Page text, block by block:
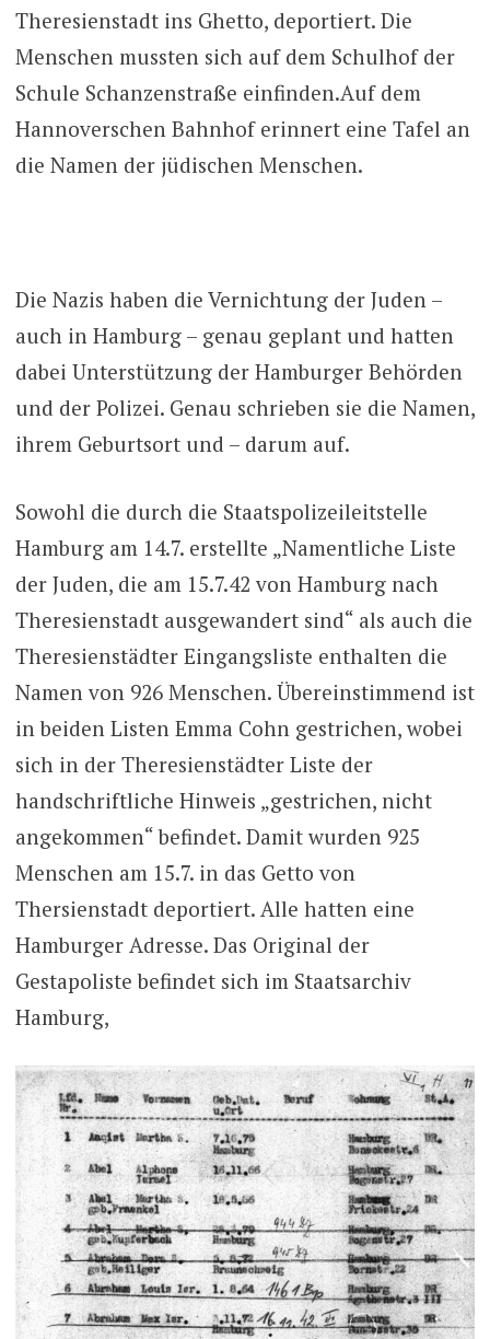
Theresienstadt ins Ghetto, deportiert. Die
Menschen mussten sich auf dem Schulhof der
Schule Schanzenstraße einfinden.Auf dem
Hannoverschen Bahnhof erinnert eine Tafel an
die Namen der jüdischen Menschen.
Die Nazis haben die Vernichtung der Juden –
auch in Hamburg – genau geplant und hatten
dabei Unterstützung der Hamburger Behörden
und der Polizei. Genau schrieben sie die Namen,
ihrem Geburtsort und – darum auf.
Sowohl die durch die Staatspolizeileitstelle
Hamburg am 14.7. erstellte „Namentliche Liste
der Juden, die am 15.7.42 von Hamburg nach
Theresienstadt ausgewandert sind“ als auch die
Theresienstädter Eingangsliste enthalten die
Namen von 926 Menschen. Übereinstimmend ist
in beiden Listen Emma Cohn gestrichen, wobei
sich in der Theresienstädter Liste der
handschriftliche Hinweis „gestrichen, nicht
angekommen“ befindet. Damit wurden 925
Menschen am 15.7. in das Getto von
Thersienstadt deportiert. Alle hatten eine
Hamburger Adresse. Das Original der
Gestapoliste befindet sich im Staatsarchiv
Hamburg,